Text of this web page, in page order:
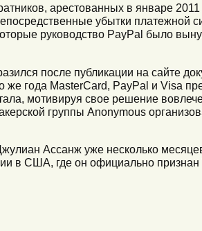
арестованных в январе
убытки платежной
руководство PayPal было
после публикации на сайте
же года MasterCard, PayPal и Visa
мотивируя свое решение
группы Anonymous
Ассанж уже несколько
в США, где он официально